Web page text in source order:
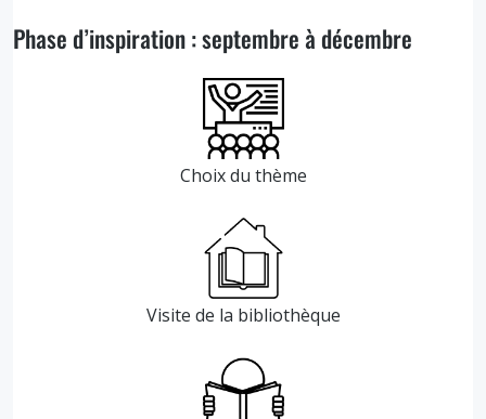
Phase d’inspiration : septembre à décembre
Choix du thème
Visite de la bibliothèque